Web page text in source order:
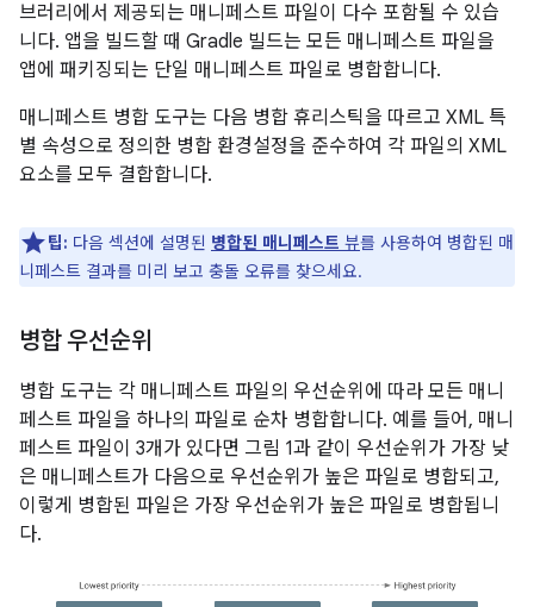
브러리에서 제공되는 매니페스트 파일이 다수 포함될 수 있습
니다. 앱을 빌드할 때 Gradle 빌드는 모든 매니페스트 파일을
앱에 패키징되는 단일 매니페스트 파일로 병합합니다.
매니페스트 병합 도구는 다음 병합 휴리스틱을 따르고 XML 특
별 속성으로 정의한 병합 환경설정을 준수하여 각 파일의 XML
요소를 모두 결합합니다.
팁: 다음 섹션에 설명된 병합된 매니페스트 뷰를 사용하여 병합된 매
니페스트 결과를 미리 보고 충돌 오류를 찾으세요.
병합 우선순위
병합 도구는 각 매니페스트 파일의 우선순위에 따라 모든 매니
페스트 파일을 하나의 파일로 순차 병합합니다. 예를 들어, 매니
페스트 파일이 3개가 있다면 그림 1과 같이 우선순위가 가장 낮
은 매니페스트가 다음으로 우선순위가 높은 파일로 병합되고,
이렇게 병합된 파일은 가장 우선순위가 높은 파일로 병합됩니
다.